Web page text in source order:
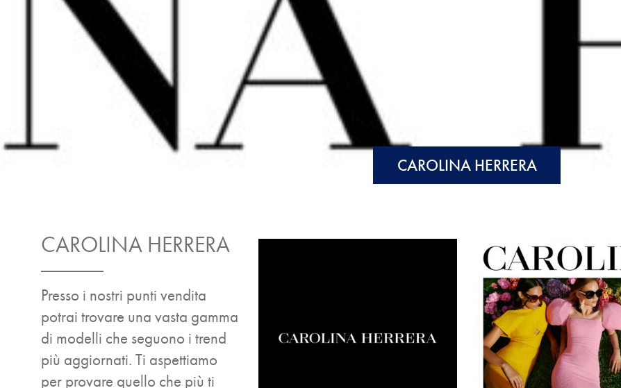
CAROLINA HERRERA
CAROLINA HERRERA
Presso i nostri punti vendita
potrai trovare una vasta gamma
di modelli che seguono i trend
più aggiornati. Ti aspettiamo
per provare quello che più ti